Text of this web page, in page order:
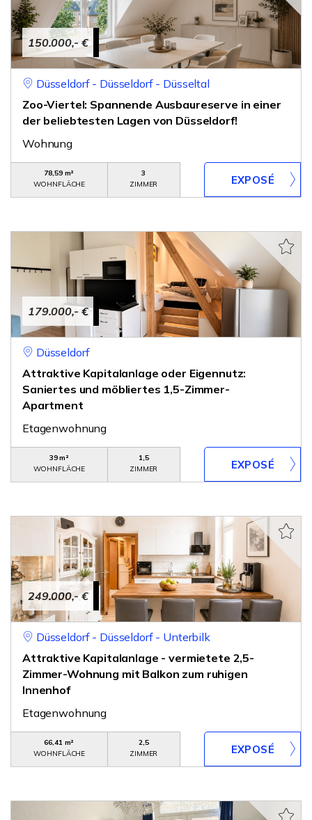
150.000,- €
Düsseldorf - Düsseldorf - Düsseltal
Zoo-Viertel: Spannende Ausbaureserve in einer
der beliebtesten Lagen von Düsseldorf!
Wohnung
78,59 m²
WOHNFLÄCHE
3
ZIMMER
179.000,- €
Düsseldorf
Attraktive Kapitalanlage oder Eigennutz:
Saniertes und möbliertes 1,5-Zimmer-
Apartment
Etagenwohnung
39 m²
WOHNFLÄCHE
1,5
ZIMMER
249.000,- €
Düsseldorf - Düsseldorf - Unterbilk
Attraktive Kapitalanlage - vermietete 2,5-
Zimmer-Wohnung mit Balkon zum ruhigen
Innenhof
Etagenwohnung
66,41 m²
WOHNFLÄCHE
2,5
ZIMMER